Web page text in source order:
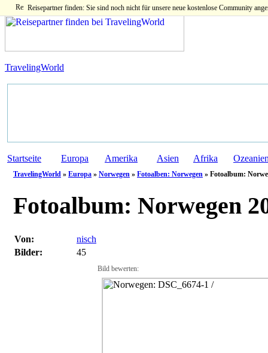
Reisepartner finden: Sie sind noch nicht für unsere neue kostenlose Community
TravelingWorld
Startseite Europa Amerika Asien Afrika
TravelingWorld » Europa » Norwegen » Fotoalben: Norwegen » Fotoalbum:
Fotoalbum: Norwegen
Von:
nisch
Bilder:
45
Bild bewerten: